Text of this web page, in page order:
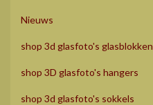
Nieuws
shop 3d glasfoto's glasblokken
shop 3D glasfoto's hangers
shop 3d glasfoto's sokkels